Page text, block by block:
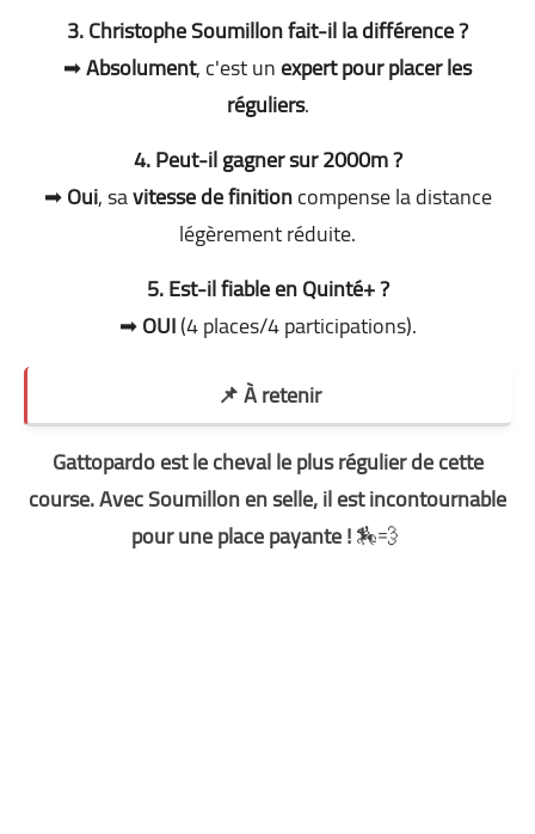
3. Christophe Soumillon fait-il la différence ?
➡Absolument, c'est unexpert pour placer les
réguliers.
4. Peut-il gagner sur 2000m ?
➡Oui, savitesse de finitioncompense la distance
légèrement réduite.
5. Est-il fiable en Quinté+ ?
➡OUI(4 places/4 participations).
📌 À retenir
Gattopardo est le cheval le plus régulier de cette
course. Avec Soumillon en selle, il est incontournable
pour une place payante !🏇💨